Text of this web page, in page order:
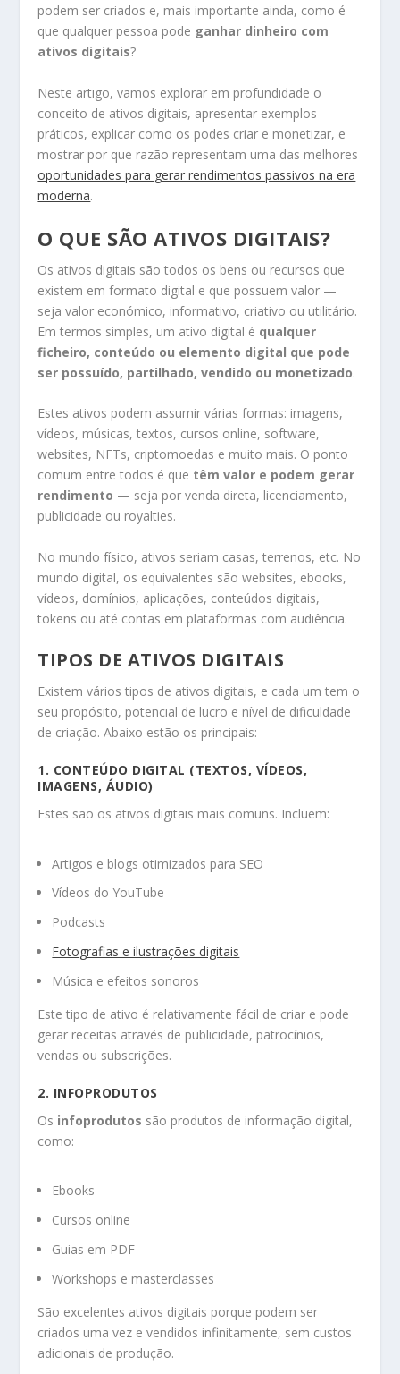
podem ser criados e, mais importante ainda, como é
que qualquer pessoa pode ganhar dinheiro com
ativos digitais?
Neste artigo, vamos explorar em profundidade o
conceito de ativos digitais, apresentar exemplos
práticos, explicar como os podes criar e monetizar, e
mostrar por que razão representam uma das melhores
oportunidades para gerar rendimentos passivos na era
moderna.
O QUE SÃO ATIVOS DIGITAIS?
Os ativos digitais são todos os bens ou recursos que
existem em formato digital e que possuem valor —
seja valor económico, informativo, criativo ou utilitário.
Em termos simples, um ativo digital é qualquer
ficheiro, conteúdo ou elemento digital que pode
ser possuído, partilhado, vendido ou monetizado.
Estes ativos podem assumir várias formas: imagens,
vídeos, músicas, textos, cursos online, software,
websites, NFTs, criptomoedas e muito mais. O ponto
comum entre todos é que têm valor e podem gerar
rendimento — seja por venda direta, licenciamento,
publicidade ou royalties.
No mundo físico, ativos seriam casas, terrenos, etc. No
mundo digital, os equivalentes são websites, ebooks,
vídeos, domínios, aplicações, conteúdos digitais,
tokens ou até contas em plataformas com audiência.
TIPOS DE ATIVOS DIGITAIS
Existem vários tipos de ativos digitais, e cada um tem o
seu propósito, potencial de lucro e nível de dificuldade
de criação. Abaixo estão os principais:
1. CONTEÚDO DIGITAL (TEXTOS, VÍDEOS,
IMAGENS, ÁUDIO)
Estes são os ativos digitais mais comuns. Incluem:
Artigos e blogs otimizados para SEO
Vídeos do YouTube
Podcasts
Fotografias e ilustrações digitais
Música e efeitos sonoros
Este tipo de ativo é relativamente fácil de criar e pode
gerar receitas através de publicidade, patrocínios,
vendas ou subscrições.
2. INFOPRODUTOS
Os infoprodutos são produtos de informação digital,
como:
Ebooks
Cursos online
Guias em PDF
Workshops e masterclasses
São excelentes ativos digitais porque podem ser
criados uma vez e vendidos infinitamente, sem custos
adicionais de produção.